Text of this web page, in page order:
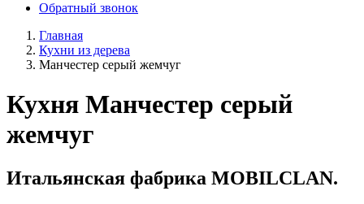
Обратный звонок
Главная
Кухни из дерева
Манчестер серый жемчуг
Кухня Манчестер серый
жемчуг
Итальянская фабрика MOBILCLAN.